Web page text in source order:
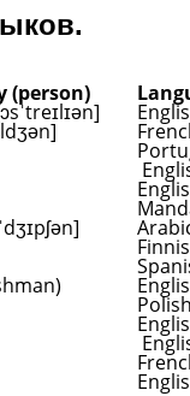
(person)